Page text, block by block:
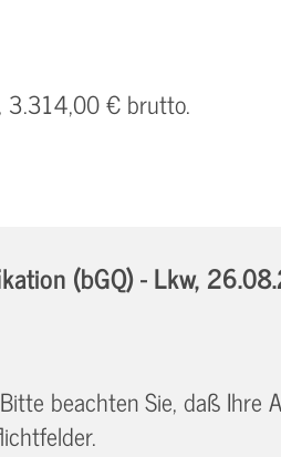
3.314,00 € brutto.
(bGQ) - Lkw,
beachten Sie, daß